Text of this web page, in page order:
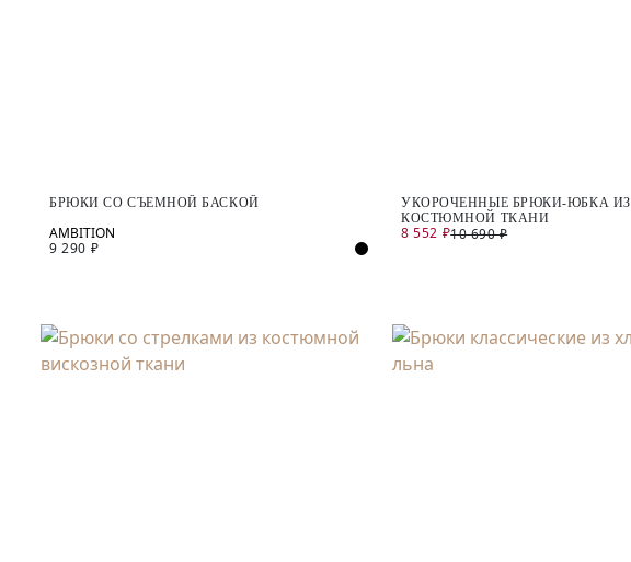
БРЮКИ СО СЪЕМНОЙ БАСКОЙ
9 290 ₽
УКОРОЧЕННЫЕ БРЮКИ-ЮБКА ИЗ
КОСТЮМНОЙ ТКАНИ
8 552 ₽10 690 ₽